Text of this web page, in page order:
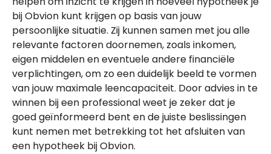
bij Obvion kunt krijgen op basis van jouw
persoonlijke situatie. Zij kunnen samen met jou alle
relevante factoren doornemen, zoals inkomen,
eigen middelen en eventuele andere financiële
verplichtingen, om zo een duidelijk beeld te vormen
van jouw maximale leencapaciteit. Door advies in te
winnen bij een professional weet je zeker dat je
goed geïnformeerd bent en de juiste beslissingen
kunt nemen met betrekking tot het afsluiten van
een hypotheek bij Obvion.